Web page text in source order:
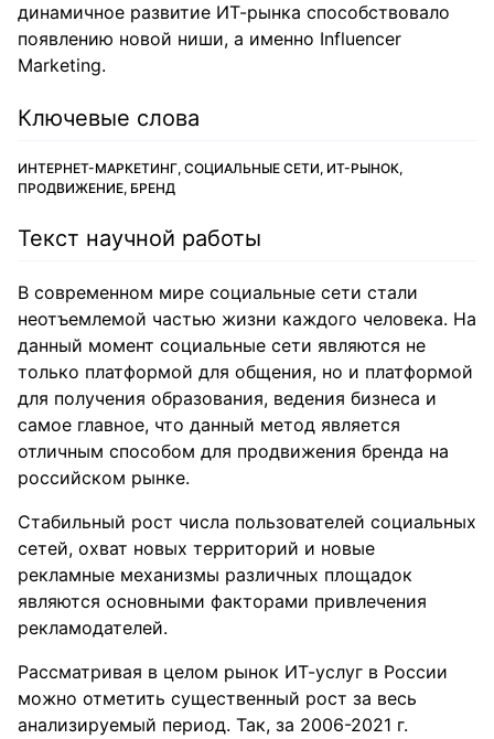
динамичное развитие ИТ-рынка способствовало
появлению новой ниши, а именно Influencer
Marketing.
Ключевые слова
ИНТЕРНЕТ-МАРКЕТИНГ, СОЦИАЛЬНЫЕ СЕТИ, ИТ-РЫНОК,
ПРОДВИЖЕНИЕ, БРЕНД
Текст научной работы
В современном мире социальные сети стали
неотъемлемой частью жизни каждого человека. На
данный момент социальные сети являются не
только платформой для общения, но и платформой
для получения образования, ведения бизнеса и
самое главное, что данный метод является
отличным способом для продвижения бренда на
российском рынке.
Стабильный рост числа пользователей социальных
сетей, охват новых территорий и новые
рекламные механизмы различных площадок
являются основными факторами привлечения
рекламодателей.
Рассматривая в целом рынок ИТ-услуг в России
можно отметить существенный рост за весь
анализируемый период. Так, за 2006-2021 г.